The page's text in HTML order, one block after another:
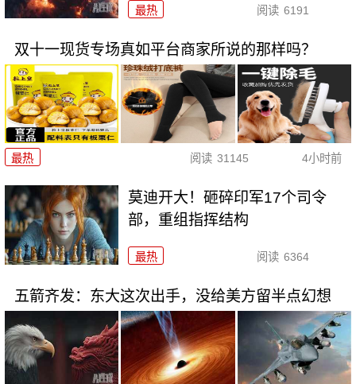
最热 阅读 6191
双十一现货专场真如平台商家所说的那样吗？
最热 阅读 31145 4小时前
莫迪开大！砸碎印军17个司令
部，重组指挥结构
最热 阅读 6364
五箭齐发：东大这次出手，没给美方留半点幻想